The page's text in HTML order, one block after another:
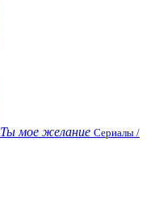
Ты мое желание Сериалы /